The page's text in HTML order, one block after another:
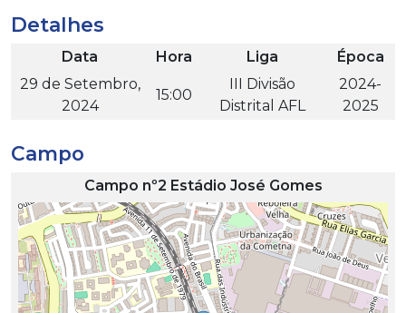
Detalhes
Data Hora Liga
Época
29 de Setembro,
2024
15:00
III Divisão
Distrital AFL
2024-
2025
Campo
Campo nº2 Estádio José Gomes